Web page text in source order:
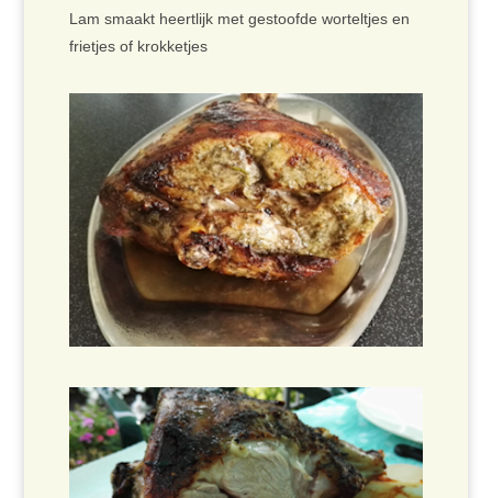
Lam smaakt heertlijk met gestoofde worteltjes en
frietjes of krokketjes